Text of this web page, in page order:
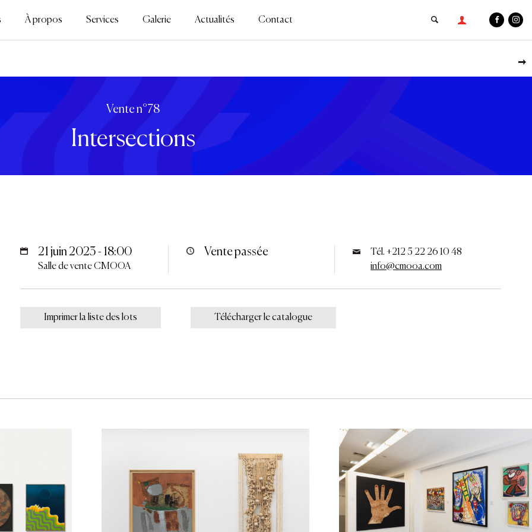
À propos Services Galerie Actualités Contact
Vente n°78
Intersections
21 juin 2023 - 18:00
Salle de vente CMOOA
Vente passée
Tél. +212 5 22 26 10 48
info@cmooa.com
Imprimer la liste des lots Télécharger le catalogue